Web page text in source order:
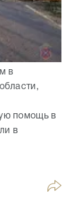
в
помощь в
в